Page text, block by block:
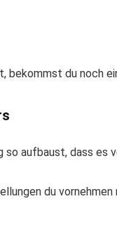
bekommst du noch
so aufbaust, dass
du